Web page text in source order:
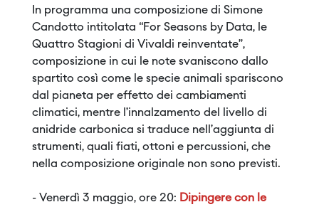
In programma una composizione di Simone
Candotto intitolata “For Seasons by Data, le
Quattro Stagioni di Vivaldi reinventate”,
composizione in cui le note svaniscono dallo
spartito così come le specie animali spariscono
dal pianeta per effetto dei cambiamenti
climatici, mentre l’innalzamento del livello di
anidride carbonica si traduce nell’aggiunta di
strumenti, quali fiati, ottoni e percussioni, che
nella composizione originale non sono previsti.
- Venerdì 3 maggio, ore 20: Dipingere con le